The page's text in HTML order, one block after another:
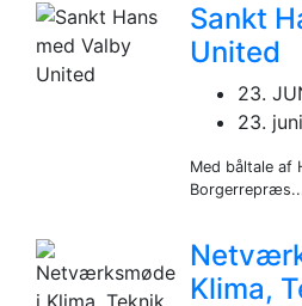
Sankt
United
23.
23.
Med båltale af
Klima,